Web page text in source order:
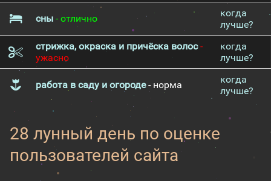
сны - отлично
когда
лучше?
стрижка, окраска и причёска волос-
ужасно
когда
лучше?
работа в саду и огороде- норма
когда
лучше?
28 лунный день по оценке
пользователей сайта